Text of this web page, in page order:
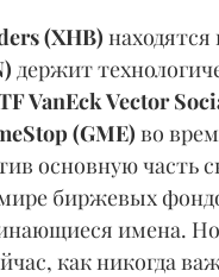
(XHB)
держит
VanEck Vector
(GME) во
основную часть
биржевых
имена.
как никогда